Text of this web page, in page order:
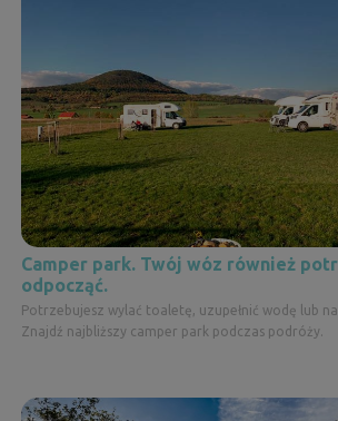
Camper park. Twój wóz również
odpocząć.
Potrzebujesz wylać toaletę, uzupełnić wodę lub
Znajdź najbliższy camper park podczas podróży.